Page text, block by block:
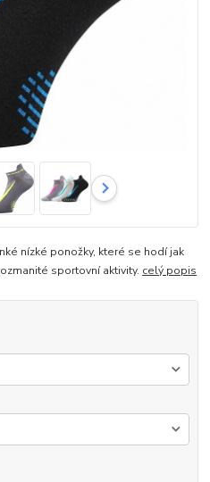
nízké ponožky, které se hodí jak
sportovní aktivity. celý popis